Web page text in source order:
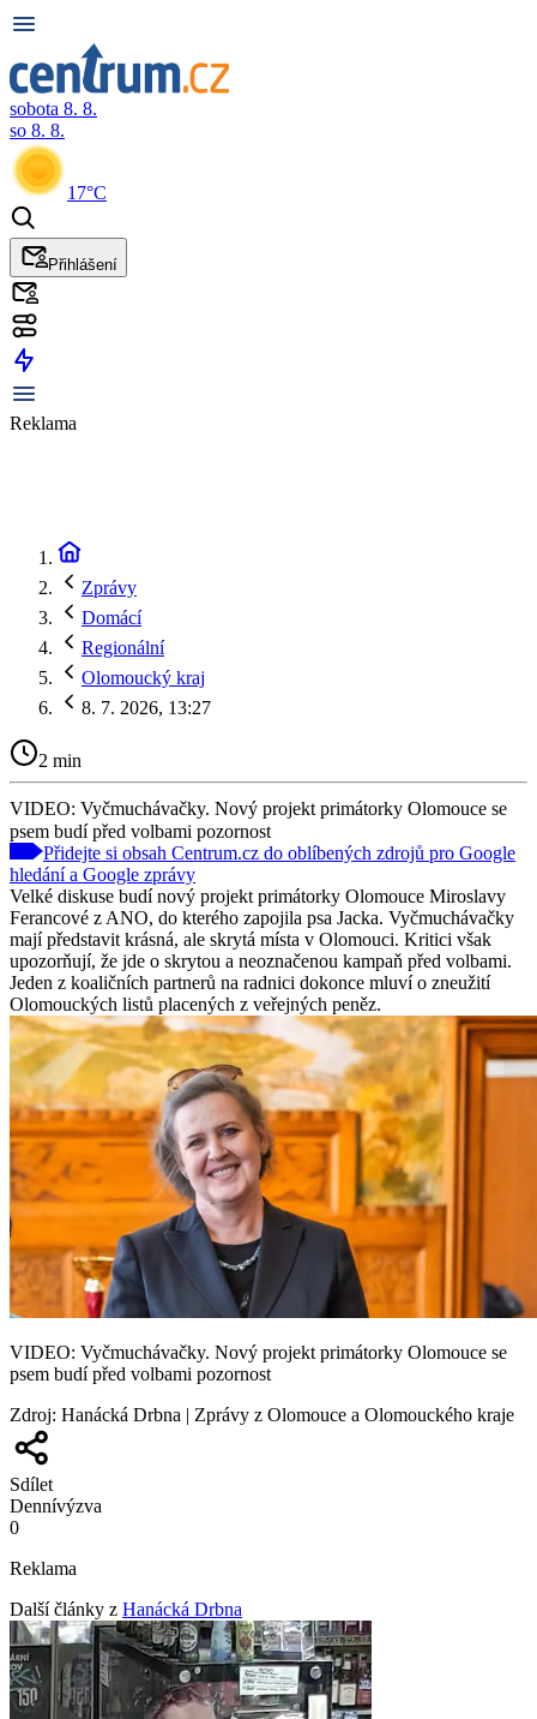
sobota 8. 8.
so 8. 8.
17°C
Přihlášení
Reklama
Zprávy
Domácí
Regionální
Olomoucký kraj
8. 7. 2026, 13:27
2 min
VIDEO: Vyčmuchávačky. Nový projekt primátorky Olomouce se
psem budí před volbami pozornost
Přidejte si obsah Centrum.cz do oblíbených zdrojů pro Google
hledání a Google zprávy
Velké diskuse budí nový projekt primátorky Olomouce Miroslavy
Ferancové z ANO, do kterého zapojila psa Jacka. Vyčmuchávačky
mají představit krásná, ale skrytá místa v Olomouci. Kritici však
upozorňují, že jde o skrytou a neoznačenou kampaň před volbami.
Jeden z koaličních partnerů na radnici dokonce mluví o zneužití
Olomouckých listů placených z veřejných peněz.
VIDEO: Vyčmuchávačky. Nový projekt primátorky Olomouce se
psem budí před volbami pozornost
Zdroj: Hanácká Drbna | Zprávy z Olomouce a Olomouckého kraje
Sdílet
Dennívýzva
0
Reklama
Další články z Hanácká Drbna